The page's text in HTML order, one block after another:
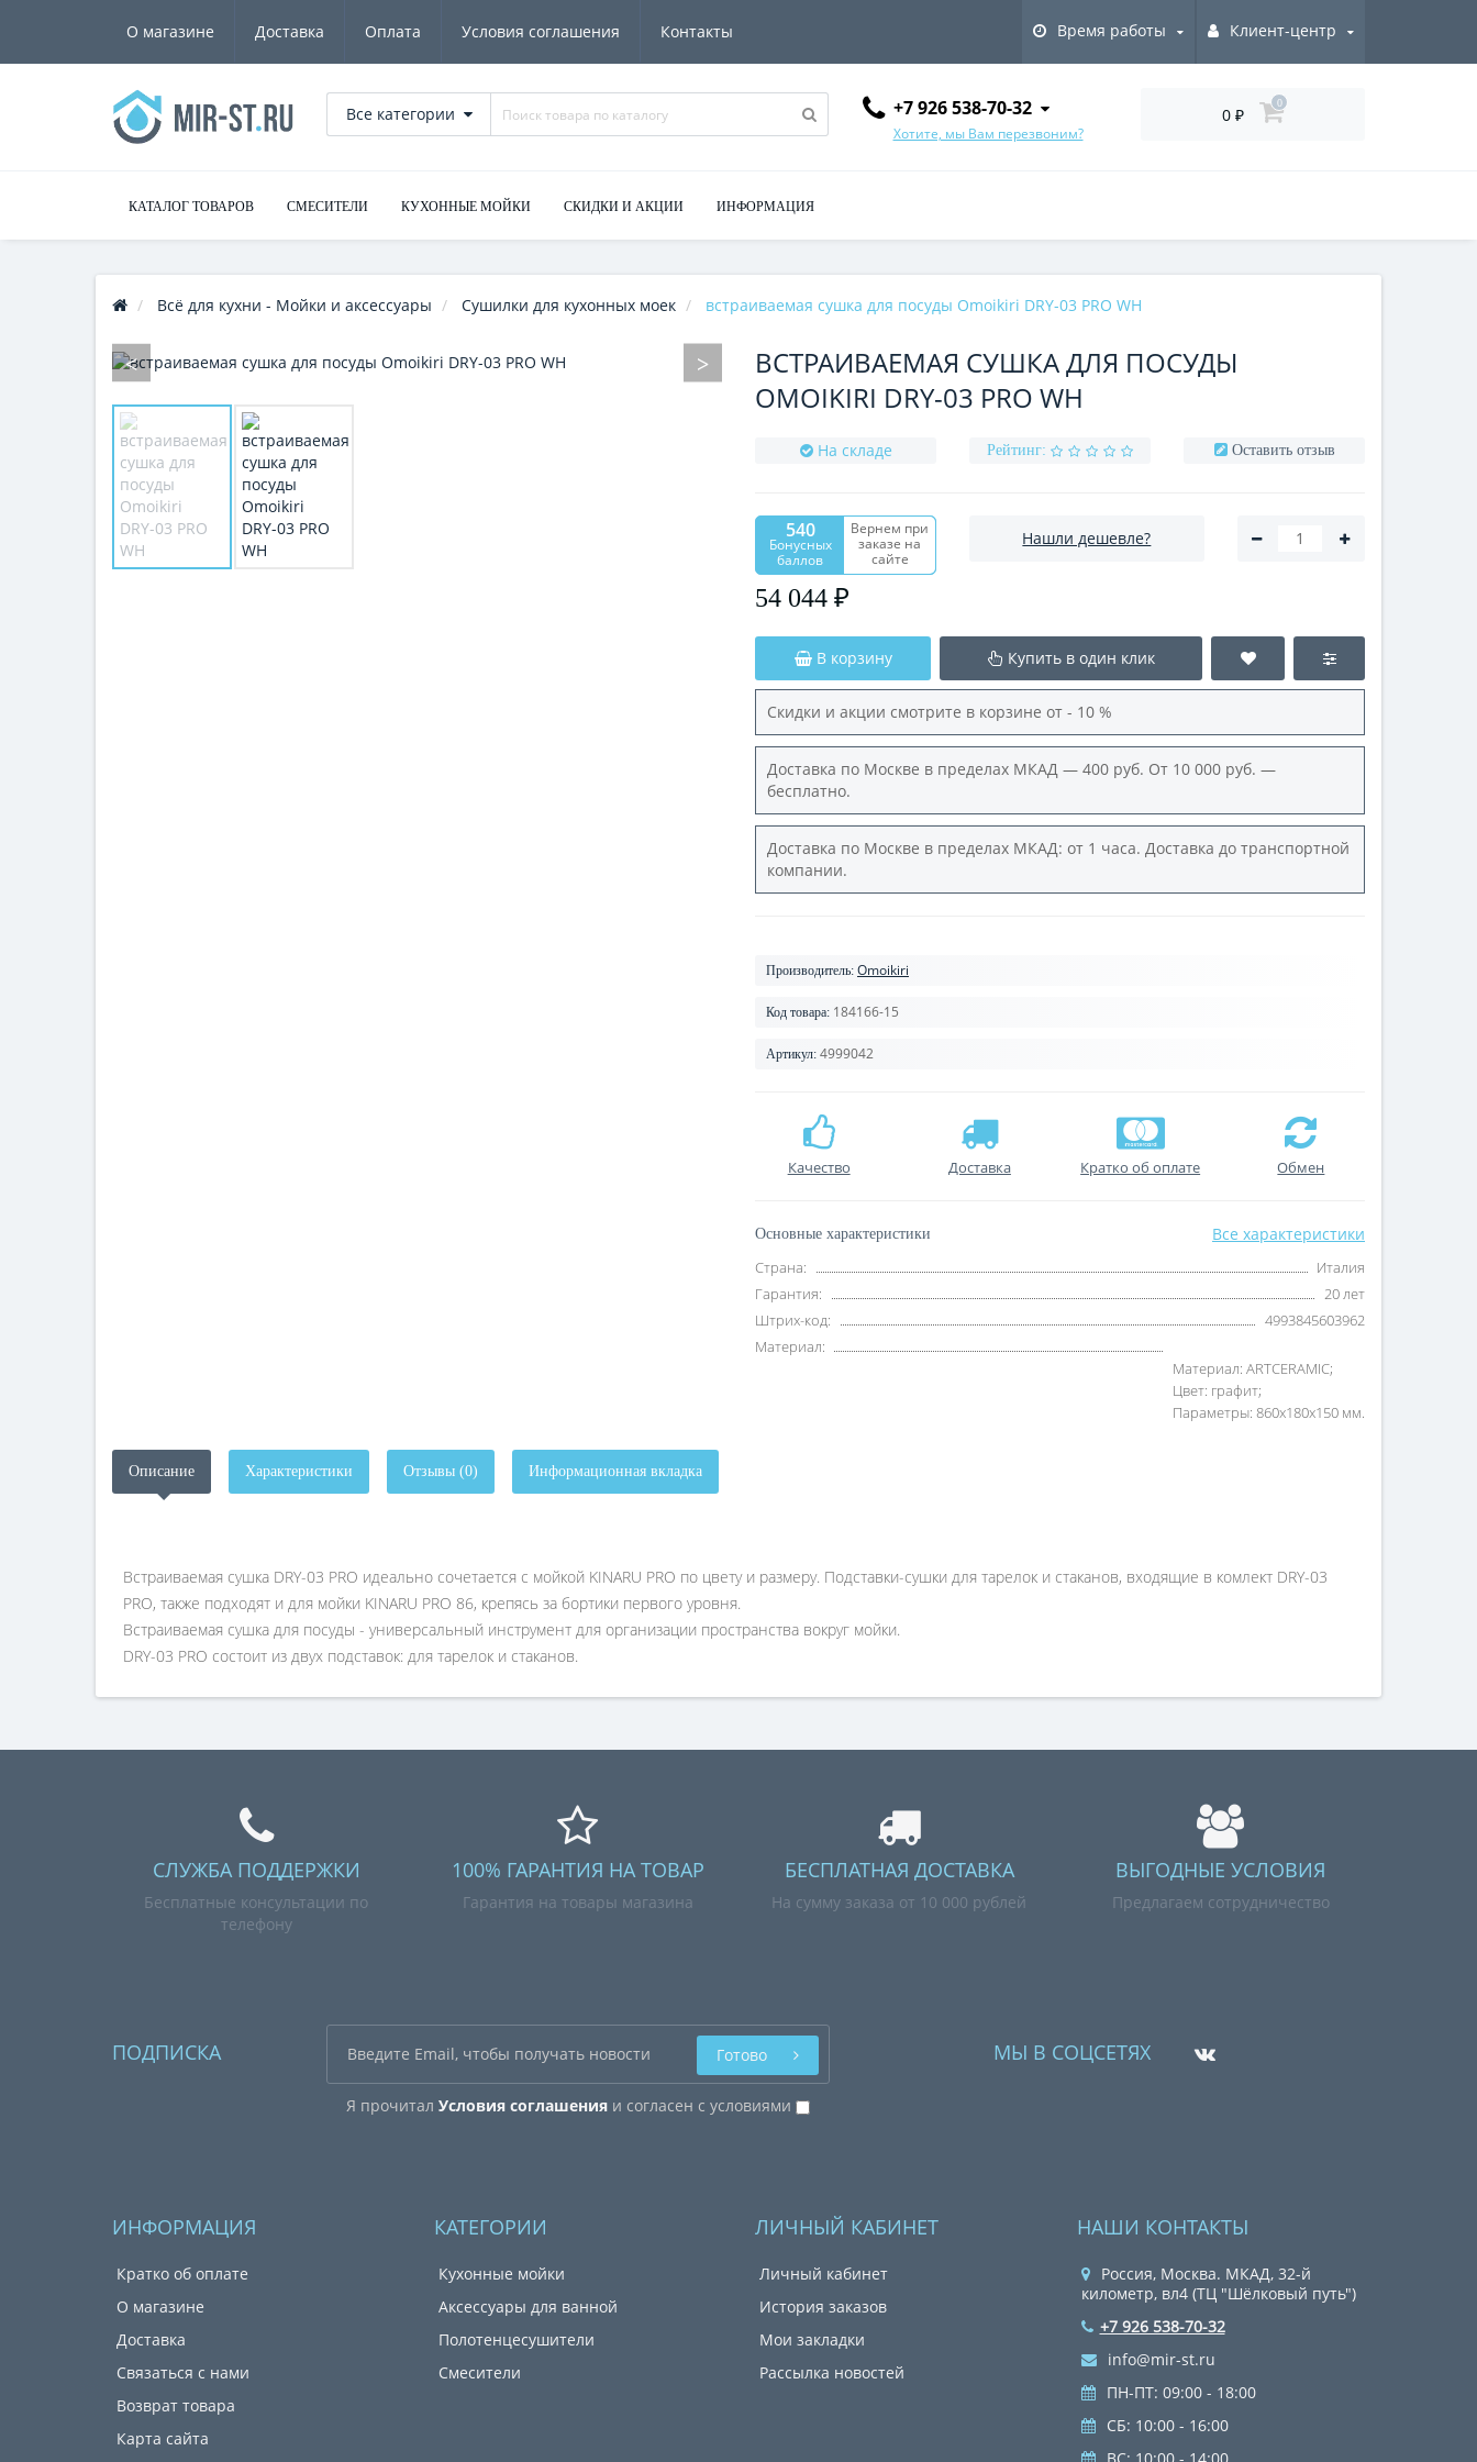
О магазине Доставка Оплата Условия соглашения Контакты Время работы Клиент-центр
Все категории +7 926 538-70-32
Хотите, мы Вам перезвоним?
0 ₽
0
КАТАЛОГ ТОВАРОВ СМЕСИТЕЛИ КУХОННЫЕ МОЙКИ СКИДКИ И АКЦИИ ИНФОРМАЦИЯ
Всё для кухни - Мойки и аксессуары Сушилки для кухонных моек встраиваемая сушка для посуды Omoikiri DRY-03 PRO WH
ВСТРАИВАЕМАЯ СУШКА ДЛЯ ПОСУДЫ
OMOIKIRI DRY-03 PRO WH
На складе Рейтинг: Оставить отзыв
540
Бонусных
баллов
Вернем при
заказе на
сайте
54 044 ₽
Нашли дешевле?
В корзину Купить в один клик
Скидки и акции смотрите в корзине от - 10 %
Доставка по Москве в пределах МКАД — 400 руб. От 10 000 руб. —
бесплатно.
Доставка по Москве в пределах МКАД: от 1 часа. Доставка до транспортной
компании.
Производитель: Omoikiri
Код товара: 184166-15
Артикул: 4999042
Качество Доставка Кратко об оплате Обмен
Основные характеристики Все характеристики
Страна:
Италия
Гарантия:
20 лет
Штрих-код:
4993845603962
Материал:
Материал: ARTCERAMIC;
Цвет: графит;
Параметры: 860x180x150 мм.
Описание Характеристики Отзывы (0) Информационная вкладка
Встраиваемая сушка DRY-03 PRO идеально сочетается с мойкой KINARU PRO по цвету и размеру. Подставки-сушки для тарелок и стаканов, входящие в комлект DRY-03
PRO, также подходят и для мойки KINARU PRO 86, крепясь за бортики первого уровня.
Встраиваемая сушка для посуды - универсальный инструмент для организации пространства вокруг мойки.
DRY-03 PRO состоит из двух подставок: для тарелок и стаканов.
СЛУЖБА ПОДДЕРЖКИ
Бесплатные консультации по
телефону
100% ГАРАНТИЯ НА ТОВАР
Гарантия на товары магазина
БЕСПЛАТНАЯ ДОСТАВКА
На сумму заказа от 10 000 рублей
ВЫГОДНЫЕ УСЛОВИЯ
Предлагаем сотрудничество
ПОДПИСКА
Я прочитал Условия соглашенияи согласен с условиями
Готово МЫ В СОЦСЕТЯХ
ИНФОРМАЦИЯ
Кратко об оплате
О магазине
Доставка
Связаться с нами
Возврат товара
Карта сайта
КАТЕГОРИИ
Кухонные мойки
Аксессуары для ванной
Полотенцесушители
Смесители
ЛИЧНЫЙ КАБИНЕТ
Личный кабинет
История заказов
Мои закладки
Рассылка новостей
НАШИ КОНТАКТЫ
Россия, Москва. МКАД, 32-й
километр, вл4 (ТЦ "Шёлковый путь")
+7 926 538-70-32
info@mir-st.ru
ПН-ПТ: 09:00 - 18:00
СБ: 10:00 - 16:00